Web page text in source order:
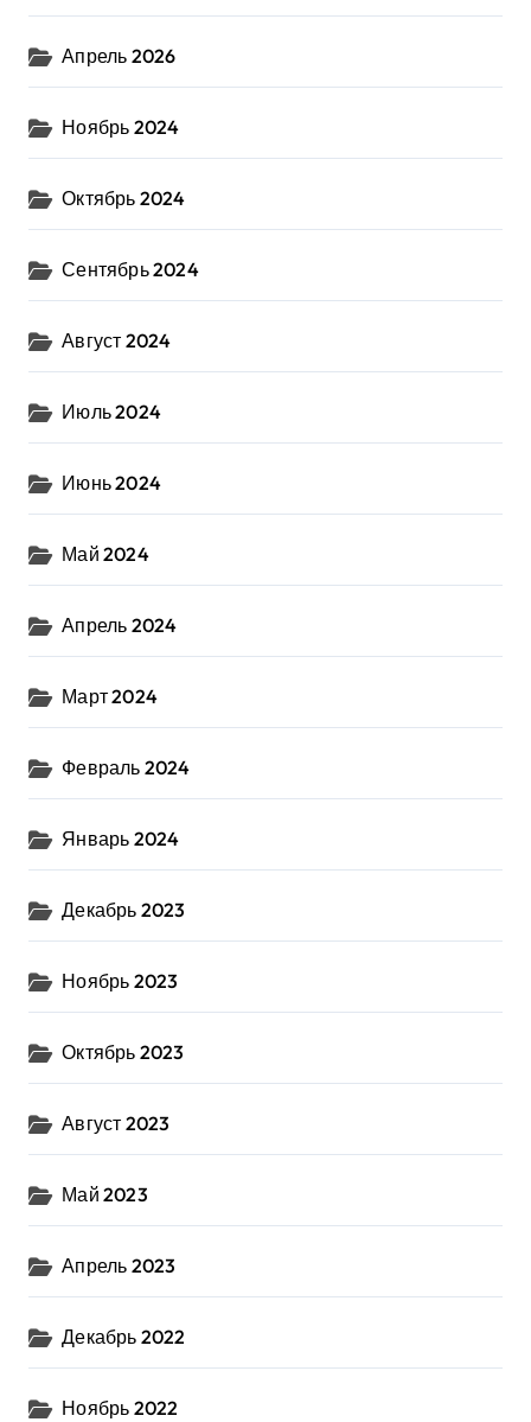
Апрель 2026
Ноябрь 2024
Октябрь 2024
Сентябрь 2024
Август 2024
Июль 2024
Июнь 2024
Май 2024
Апрель 2024
Март 2024
Февраль 2024
Январь 2024
Декабрь 2023
Ноябрь 2023
Октябрь 2023
Август 2023
Май 2023
Апрель 2023
Декабрь 2022
Ноябрь 2022